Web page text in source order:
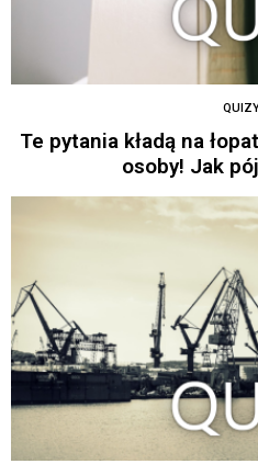
Te pytania kładą na
osoby! Jak